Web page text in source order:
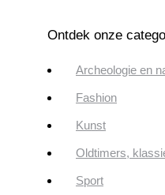
Ontdek onze
Archeologie en
Fashion
Kunst
Oldtimers,
Sport